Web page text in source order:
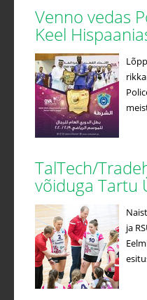
Venno vedas
Keel
TalTech/
võiduga Tartu
ja